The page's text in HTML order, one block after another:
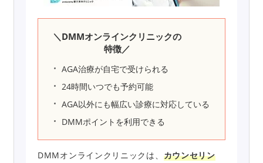
＼DMMオンラインクリニックの
特徴／
AGA治療が自宅で受けられる
24時間いつでも予約可能
AGA以外にも幅広い診療に対応している
DMMポイントを利用できる
DMMオンラインクリニックは、 カウンセリン